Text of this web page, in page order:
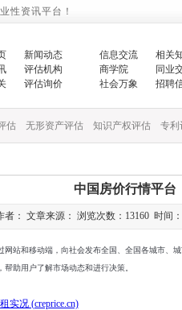
性资讯平台！
新闻动态
评估机构
评估询价
信息交流
相关
商学院
同业
社会万象
招聘
估 无形资产评估 知识产权评估 专利
中国房价行情平台
者： 文章来源： 浏览次数：13160 时间
站和移动端，向社会发布全国、全国各城市、
助用户了解市场动态和进行决策。
实况 (creprice.cn)